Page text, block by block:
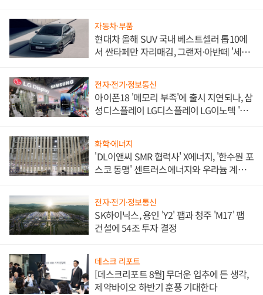
자동차·부품
현대차 올해 SUV 국내 베스트셀러 톱10에
서 싼타페만 자리매김, 그랜저·아반떼 '세단
전자·전기·정보통신
아이폰18 '메모리 부족'에 출시 지연되나, 삼
성디스플레이 LG디스플레이 LG이노텍 '탈
화학·에너지
'DL이앤씨 SMR 협력사' X에너지, '한수원 포
스코 동맹' 센트러스에너지와 우라늄 계약
전자·전기·정보통신
SK하이닉스, 용인 'Y2' 팹과 청주 'M17' 팹
건설에 54조 투자 결정
데스크 리포트
[데스크리포트 8월] 무더운 입추에 든 생각,
제약바이오 하반기 훈풍 기대한다